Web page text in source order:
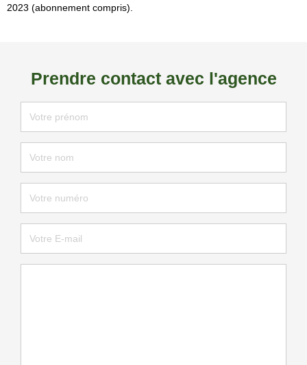
2023 (abonnement compris).
Prendre contact avec l'agence